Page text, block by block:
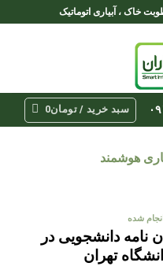
خاک ، آبیاری اتوماتیک
سبد خرید /تومان0
هوشمند
شده
نامه دانشجویی در
تهران